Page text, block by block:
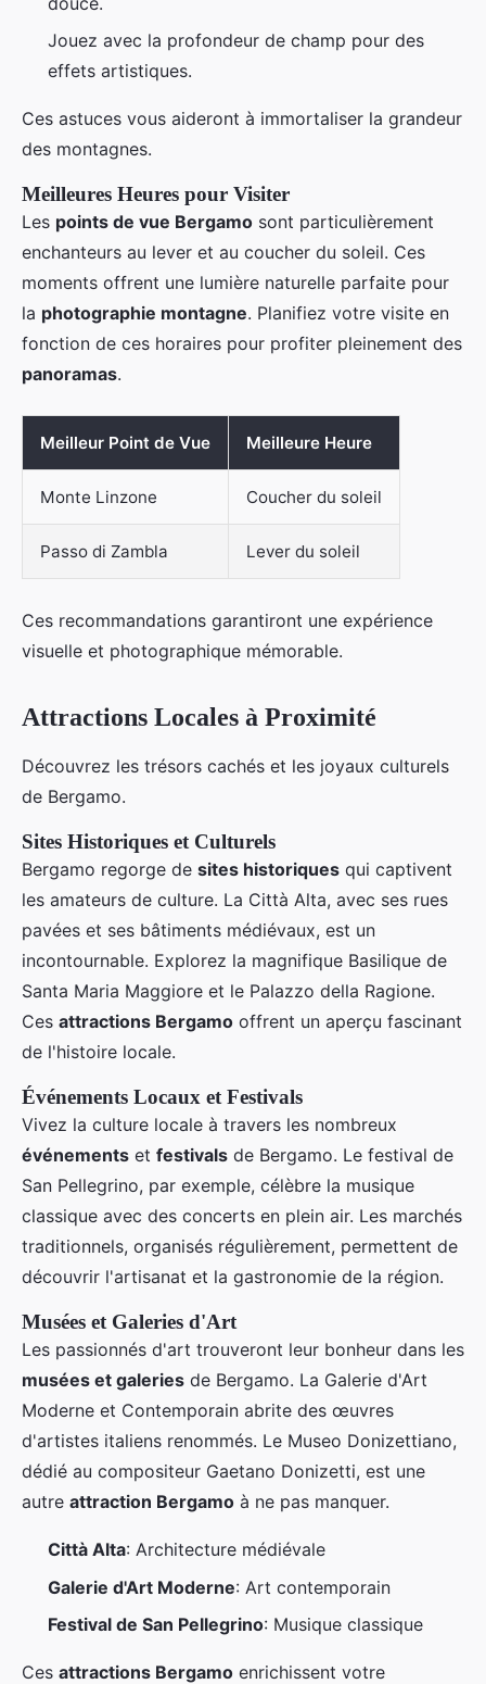
Jouez avec la profondeur de champ pour des
effets artistiques.
Ces astuces vous aideront à immortaliser la grandeur
des montagnes.
Meilleures Heures pour Visiter
Les points de vue Bergamo sont particulièrement
enchanteurs au lever et au coucher du soleil. Ces
moments offrent une lumière naturelle parfaite pour
la photographie montagne. Planifiez votre visite en
fonction de ces horaires pour profiter pleinement des
panoramas.
Meilleur Point de Vue Meilleure Heure
Monte Linzone Coucher du soleil
Passo di Zambla Lever du soleil
Ces recommandations garantiront une expérience
visuelle et photographique mémorable.
Attractions Locales à Proximité
Découvrez les trésors cachés et les joyaux culturels
de Bergamo.
Sites Historiques et Culturels
Bergamo regorge de sites historiques qui captivent
les amateurs de culture. La Città Alta, avec ses rues
pavées et ses bâtiments médiévaux, est un
incontournable. Explorez la magnifique Basilique de
Santa Maria Maggiore et le Palazzo della Ragione.
Ces attractions Bergamo offrent un aperçu fascinant
de l'histoire locale.
Événements Locaux et Festivals
Vivez la culture locale à travers les nombreux
événements et festivals de Bergamo. Le festival de
San Pellegrino, par exemple, célèbre la musique
classique avec des concerts en plein air. Les marchés
traditionnels, organisés régulièrement, permettent de
découvrir l'artisanat et la gastronomie de la région.
Musées et Galeries d'Art
Les passionnés d'art trouveront leur bonheur dans les
musées et galeries de Bergamo. La Galerie d'Art
Moderne et Contemporain abrite des œuvres
d'artistes italiens renommés. Le Museo Donizettiano,
dédié au compositeur Gaetano Donizetti, est une
autre attraction Bergamo à ne pas manquer.
Città Alta: Architecture médiévale
Galerie d'Art Moderne: Art contemporain
Festival de San Pellegrino: Musique classique
Ces attractions Bergamo enrichissent votre